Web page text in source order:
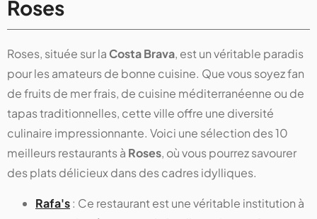
Roses
Roses, située sur la Costa Brava, est un véritable paradis
pour les amateurs de bonne cuisine. Que vous soyez fan
de fruits de mer frais, de cuisine méditerranéenne ou de
tapas traditionnelles, cette ville offre une diversité
culinaire impressionnante. Voici une sélection des 10
meilleurs restaurants à Roses, où vous pourrez savourer
des plats délicieux dans des cadres idylliques.
Rafa's: Ce restaurant est une véritable institution à